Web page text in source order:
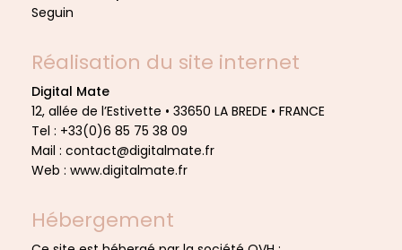
Seguin
Réalisation du site internet
Digital Mate
12, allée de l’Estivette • 33650 LA BREDE • FRANCE
Tel : +33(0)6 85 75 38 09
Mail : contact@digitalmate.fr
Web : www.digitalmate.fr
Hébergement